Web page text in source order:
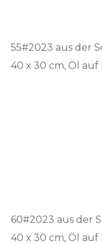
55#2023 aus der
40 x 30 cm, Öl auf
60#2023 aus der
40 x 30 cm, Öl auf